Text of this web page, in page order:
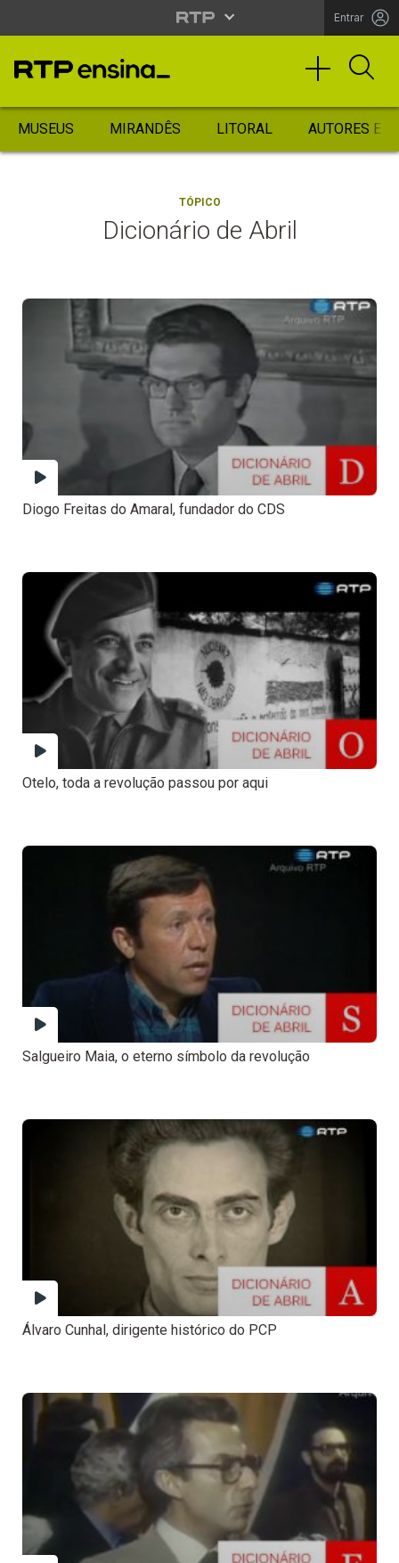
Entrar
MUSEUS MIRANDÊS LITORAL AUTORES
TÓPICO
Dicionário de Abril
Diogo Freitas do Amaral, fundador do CDS
Otelo, toda a revolução passou por aqui
Salgueiro Maia, o eterno símbolo da revolução
Álvaro Cunhal, dirigente histórico do PCP